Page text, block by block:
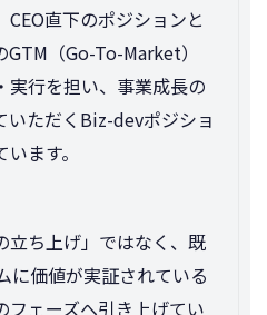
CEO直下のポジションと
GTM（Go-To-Market）
実行を担い、事業成長の
いただくBiz-devポジショ
ます。
立ち上げ」ではなく、既
に価値が実証されている
フェーズへ引き上げてい